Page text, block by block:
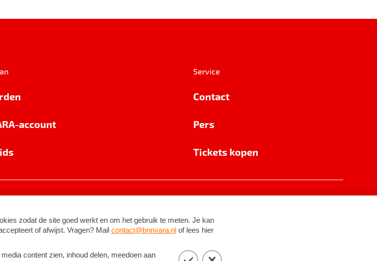
account
Service
Contact
Pers
Tickets kopen
2026BNNVARA